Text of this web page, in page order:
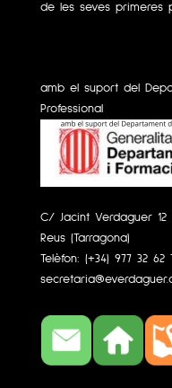
de les seves primeres
amb el suport del
Professional
C/ Jacint Verdaguer 12
Reus (Tarragona)
Telèfon: (+34) 977 32 62